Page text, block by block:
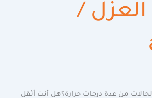
/
من عدة درجات حرارة؟هل أنت أثقل